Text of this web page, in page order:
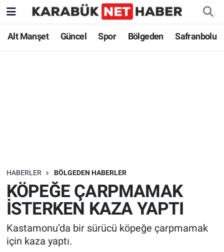
Alt Manşet Güncel Spor Bölgeden Safranbolu
HABERLER BÖLGEDEN HABERLER
KÖPEĞE ÇARPMAMAK
İSTERKEN KAZA YAPTI
Kastamonu’da bir sürücü köpeğe çarpmamak
için kaza yaptı.